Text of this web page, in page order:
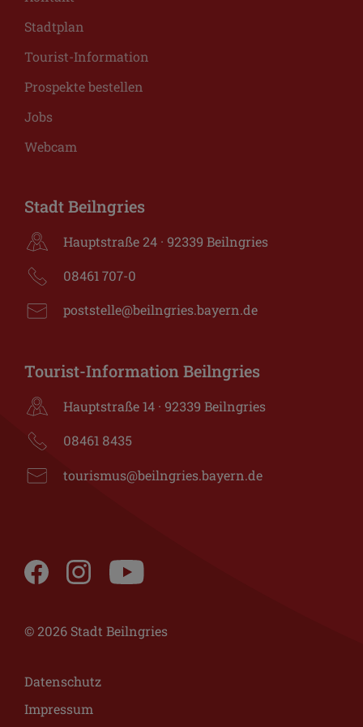
Stadtplan
Tourist-Information
Prospekte bestellen
Jobs
Webcam
Stadt Beilngries
Hauptstraße 24 · 92339 Beilngries
08461 707-0
poststelle@beilngries.bayern.de
Tourist-Information Beilngries
Hauptstraße 14 · 92339 Beilngries
08461 8435
tourismus@beilngries.bayern.de
© 2026 Stadt Beilngries
Datenschutz
Impressum